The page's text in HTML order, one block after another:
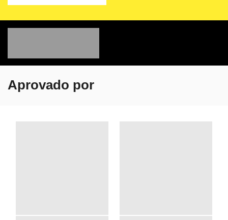
Aprovado por